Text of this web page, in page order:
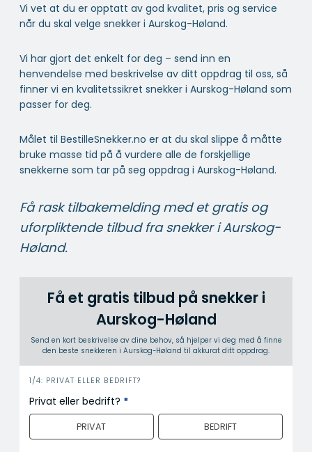
Vi vet at du er opptatt av god kvalitet, pris og service
når du skal velge snekker i Aurskog-Høland.
Vi har gjort det enkelt for deg – send inn en
henvendelse med beskrivelse av ditt oppdrag til oss, så
finner vi en kvalitetssikret snekker i Aurskog-Høland som
passer for deg.
Målet til BestilleSnekker.no er at du skal slippe å måtte
bruke masse tid på å vurdere alle de forskjellige
snekkerne som tar på seg oppdrag i Aurskog-Høland.
Få rask tilbakemelding med et gratis og
uforpliktende tilbud fra snekker i Aurskog-
Høland.
Få et gratis tilbud på snekker i
Aurskog-Høland
Send en kort beskrivelse av dine behov, så hjelper vi deg med å finne
den beste snekkeren i Aurskog-Høland til akkurat ditt oppdrag.
i
n
n
o
1/4: PRIVAT ELLER BEDRIFT?
Privat eller bedrift? *
PRIVAT BEDRIFT